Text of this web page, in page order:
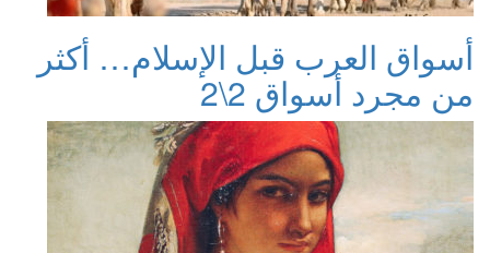
أسواق العرب قبل الإسلام… أكثر
من مجرد أسواق 2\2